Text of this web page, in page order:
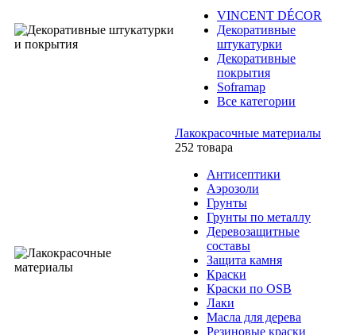
VINCENT DÉCOR
Декоративные
штукатурки
Декоративные
покрытия
Soframap
Все категории
Лакокрасочные материалы
252 товара
Антисептики
Аэрозоли
Грунты
Грунты по металлу
Деревозащитные
составы
Защита камня
Краски
Краски по OSB
Лаки
Масла для дерева
Резиновые краски